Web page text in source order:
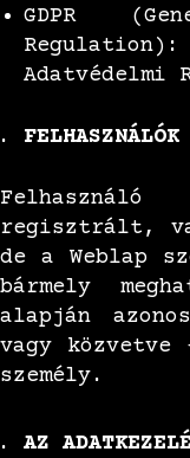
GDPR
Adatvédelmi
FELHASZNÁLÓK
regisztrált,
de a Weblap
bármely
alapján
vagy közvetve
személy.
AZ